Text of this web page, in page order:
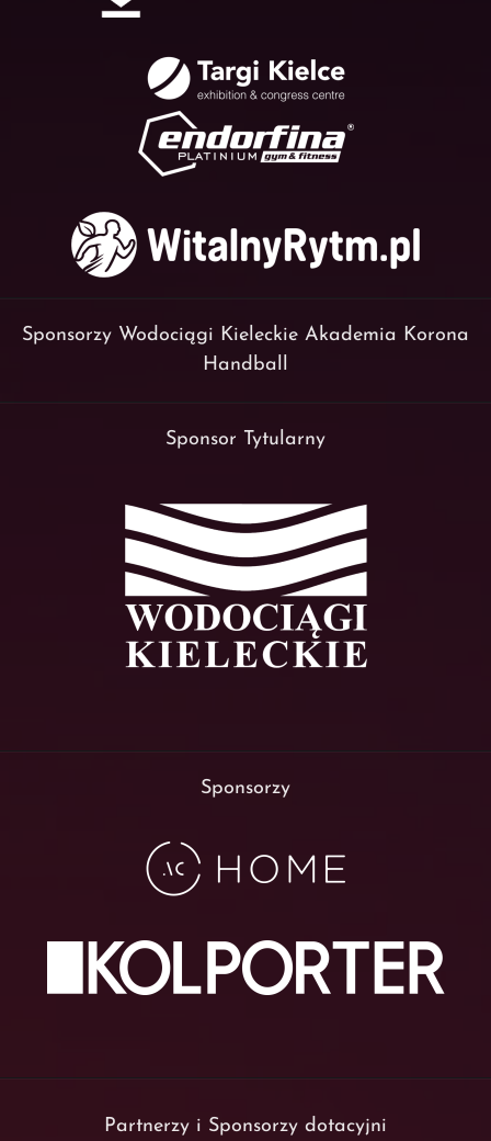
Sponsorzy Wodociągi Kieleckie Akademia Korona
Handball
Sponsor Tytularny
Sponsorzy
Partnerzy i Sponsorzy dotacyjni